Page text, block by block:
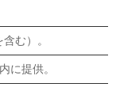
む）。
に提供。